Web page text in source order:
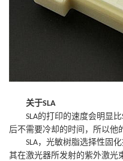
关于SLA
SLA的打印的速度会明显比
后不需要冷却的时间，所以他
SLA，光敏树脂选择性固
其在激光器所发射的紫外激光